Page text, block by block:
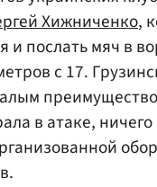
Хижниченко,
и послать мяч в
с 17.
в атаке,